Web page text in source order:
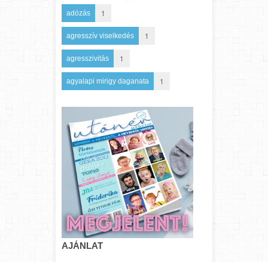
adózás 1
agresszív viselkedés 1
agresszivitás 1
agyalapi mirigy daganata 1
AJÁNLAT